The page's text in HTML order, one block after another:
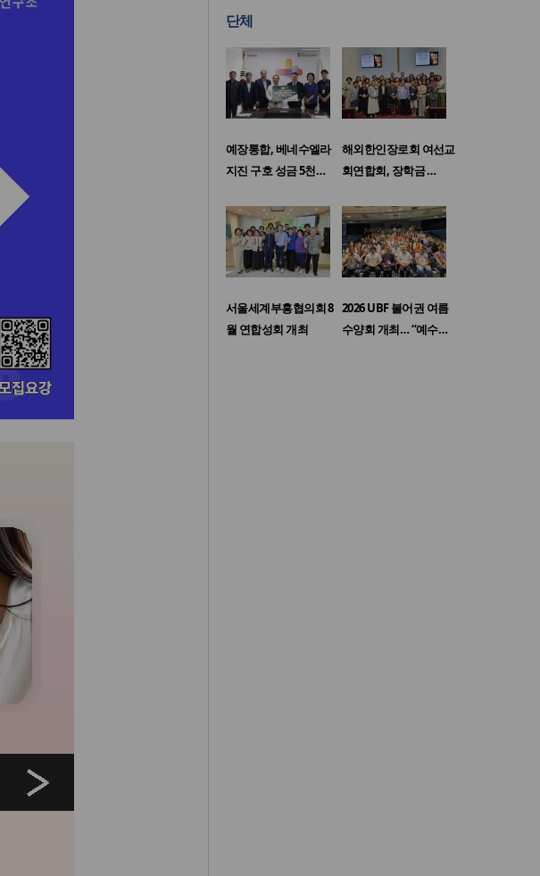
단체
예장통합, 베네수엘라
지진 구호 성금 5천…
해외한인장로회 여선교
회연합회, 장학금 …
서울세계부흥협의회 8
월 연합성회 개최
2026 UBF 불어권 여름
수양회 개최… “예수…